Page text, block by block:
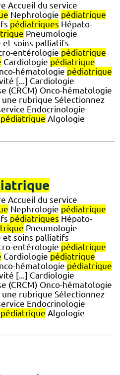
Accueil du service
Nephrologie pédiatrique
pédiatriques Hépato-
Pneumologie
et soins palliatifs
entérologie pédiatrique
Cardiologie pédiatrique
hématologie pédiatrique
[...] Cardiologie
(CRCM) Onco-hématologie
rubrique Sélectionnez
Endocrinologie
pédiatrique Algologie
Accueil du service
Nephrologie pédiatrique
pédiatriques Hépato-
Pneumologie
et soins palliatifs
entérologie pédiatrique
Cardiologie pédiatrique
hématologie pédiatrique
[...] Cardiologie
(CRCM) Onco-hématologie
rubrique Sélectionnez
Endocrinologie
pédiatrique Algologie